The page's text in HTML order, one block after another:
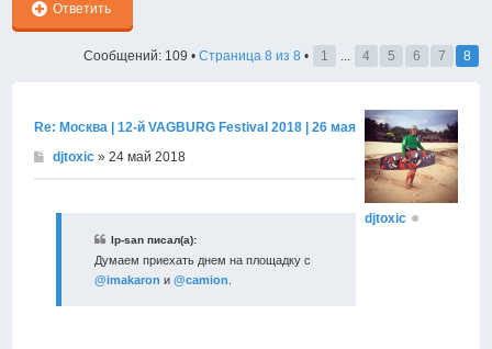
Ответить
Сообщений: 109 • Страница 8 из 8 • 1 ... 4 5 6 7 8
Re: Москва | 12-й VAGBURG Festival 2018 | 26 мая
djtoxic » 24 май 2018
lp-san писал(а):
Думаем приехать днем на площадку с
@imakaron и@camion
djtoxic